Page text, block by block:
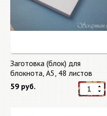
Заготовка (блок) для
блокнота, А5, 48 листов
59 руб.